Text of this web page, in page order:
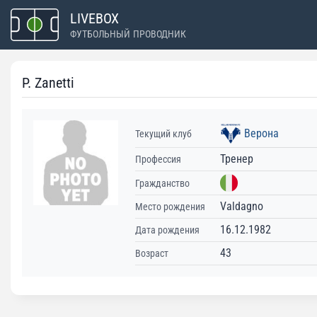
Перейти
содержимому
LIVEBOX
ФУТБОЛЬНЫЙ ПРОВОДНИК
P. Zanetti
Текущий клуб Верона
Профессия Тренер
Гражданство
Место рождения Valdagno
Дата рождения 16.12.1982
Возраст 43